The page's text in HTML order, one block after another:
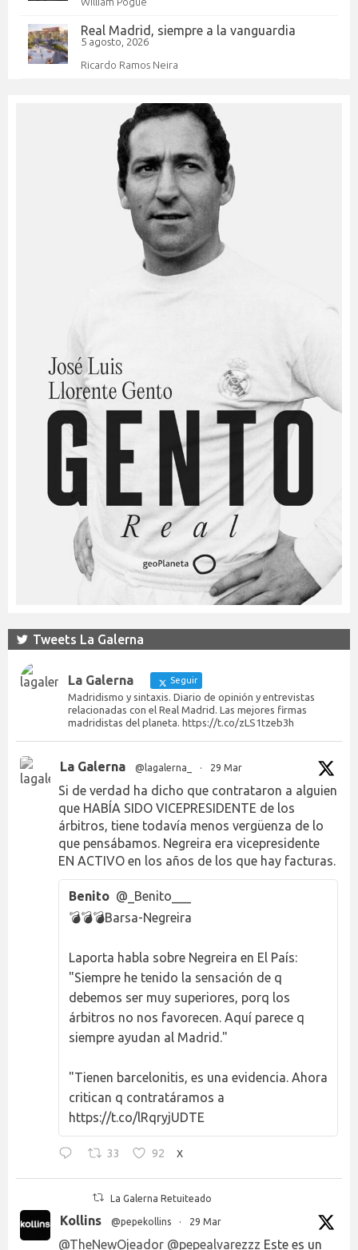
Real Madrid, siempre a la vanguardia
5 agosto, 2026
Ricardo Ramos Neira
Tweets La Galerna
La Galerna Seguir
Madridismo y sintaxis. Diario de opinión y entrevistas
relacionadas con el Real Madrid. Las mejores firmas
madridistas del planeta. https://t.co/zLS1tzeb3h
La Galerna @lagalerna_ · 29 Mar
Si de verdad ha dicho que contrataron a alguien
que HABÍA SIDO VICEPRESIDENTE de los
árbitros, tiene todavía menos vergüenza de lo
que pensábamos. Negreira era vicepresidente
EN ACTIVO en los años de los que hay facturas.
Benito @_Benito___
💣💣💣Barsa-Negreira
Laporta habla sobre Negreira en El País:
"Siempre he tenido la sensación de q
debemos ser muy superiores, porq los
árbitros no nos favorecen. Aquí parece q
siempre ayudan al Madrid."
"Tienen barcelonitis, es una evidencia. Ahora
critican q contratáramos a
https://t.co/lRqryjUDTE
33 92 X
La Galerna Retuiteado
Kollins @pepekollins · 29 Mar
@TheNewOjeador @pepealvarezzz Este es un